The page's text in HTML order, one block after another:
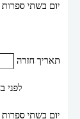
יום בשתי ספרות
תאריך חזרה
לפני
יום בשתי ספרות